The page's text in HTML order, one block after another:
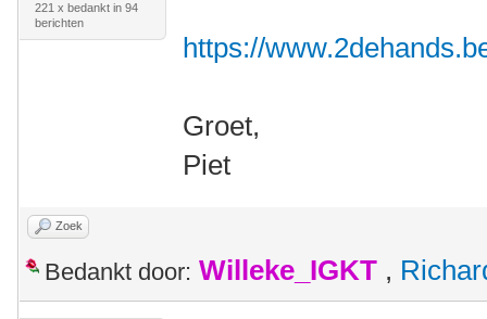
221 x bedankt in 94
berichten
https://
Groet,
Piet
Zoek
Bedankt door: Willeke_IGKT ,